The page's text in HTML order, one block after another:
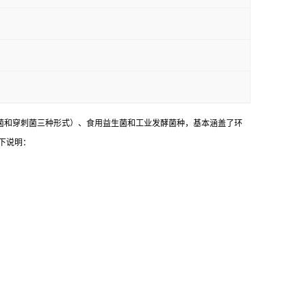
穿刺菌三种形式）、食用益生菌和工业发酵菌种，基本涵盖了环
明：